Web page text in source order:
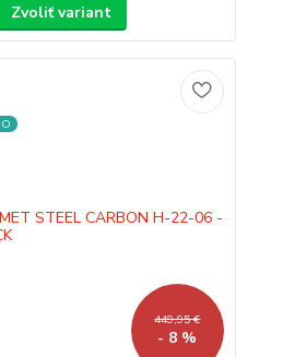
Zvoliť variant
449,95 €
- 8 %